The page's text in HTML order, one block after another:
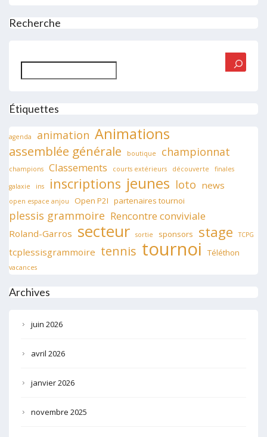
Recherche
Étiquettes
agenda animation Animations
assemblée générale boutique championnat
champions Classements courts extérieurs découverte finales
galaxie ins inscriptions jeunes loto news
open espace anjou Open P2I partenaires tournoi
plessis grammoire Rencontre conviviale
Roland-Garros secteur sortie sponsors stage TCPG
tcplessisgrammoire tennis tournoi Téléthon
vacances
Archives
juin 2026
avril 2026
janvier 2026
novembre 2025